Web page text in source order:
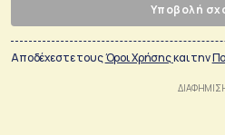
Υποβολή
Αποδέχεστε τουςΌροι Χρήσηςκαι την